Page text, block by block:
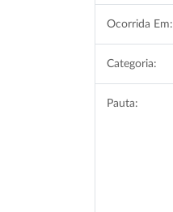
Ocorrida Em:
Categoria:
Pauta: